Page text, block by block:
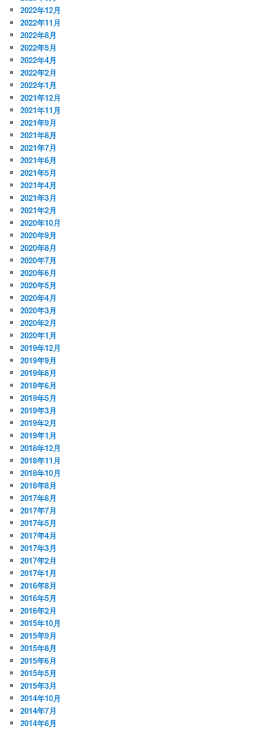
2022年12月
2022年11月
2022年8月
2022年5月
2022年4月
2022年2月
2022年1月
2021年12月
2021年11月
2021年9月
2021年8月
2021年7月
2021年6月
2021年5月
2021年4月
2021年3月
2021年2月
2020年10月
2020年9月
2020年8月
2020年7月
2020年6月
2020年5月
2020年4月
2020年3月
2020年2月
2020年1月
2019年12月
2019年9月
2019年8月
2019年6月
2019年5月
2019年3月
2019年2月
2019年1月
2018年12月
2018年11月
2018年10月
2018年8月
2017年8月
2017年7月
2017年5月
2017年4月
2017年3月
2017年2月
2017年1月
2016年8月
2016年5月
2016年2月
2015年10月
2015年9月
2015年8月
2015年6月
2015年5月
2015年3月
2014年10月
2014年7月
2014年6月